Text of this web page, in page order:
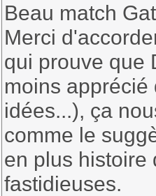
Beau match
Merci
qui prouve que
moins
idées...), ça
comme le
en plus histoire
fastidieuses.